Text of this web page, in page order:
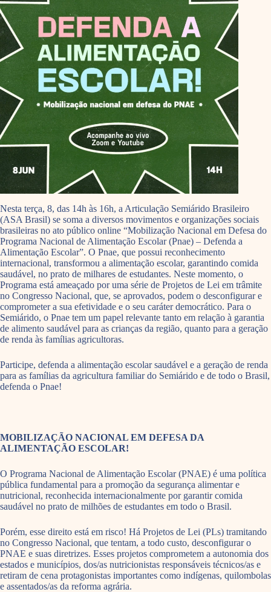
Nesta terça, 8, das 14h às 16h, a Articulação Semiárido Brasileiro
(ASA Brasil) se soma a diversos movimentos e organizações sociais
brasileiras no ato público online “Mobilização Nacional em Defesa do
Programa Nacional de Alimentação Escolar (Pnae) – Defenda a
Alimentação Escolar”. O Pnae, que possui reconhecimento
internacional, transformou a alimentação escolar, garantindo comida
saudável, no prato de milhares de estudantes. Neste momento, o
Programa está ameaçado por uma série de Projetos de Lei em trâmite
no Congresso Nacional, que, se aprovados, podem o desconfigurar e
comprometer a sua efetividade e o seu caráter democrático. Para o
Semiárido, o Pnae tem um papel relevante tanto em relação à garantia
de alimento saudável para as crianças da região, quanto para a geração
de renda às famílias agricultoras.
Participe, defenda a alimentação escolar saudável e a geração de renda
para as famílias da agricultura familiar do Semiárido e de todo o Brasil,
defenda o Pnae!
MOBILIZAÇÃO NACIONAL EM DEFESA DA
ALIMENTAÇÃO ESCOLAR!
O Programa Nacional de Alimentação Escolar (PNAE) é uma política
pública fundamental para a promoção da segurança alimentar e
nutricional, reconhecida internacionalmente por garantir comida
saudável no prato de milhões de estudantes em todo o Brasil.
Porém, esse direito está em risco! Há Projetos de Lei (PLs) tramitando
no Congresso Nacional, que tentam, a todo custo, desconfigurar o
PNAE e suas diretrizes. Esses projetos comprometem a autonomia dos
estados e municípios, dos/as nutricionistas responsáveis técnicos/as e
retiram de cena protagonistas importantes como indígenas, quilombolas
e assentados/as da reforma agrária.